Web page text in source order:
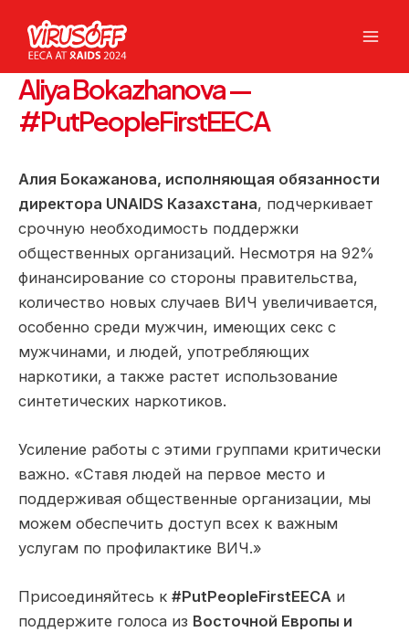
содержимому
Aliya Bokazhanova —
#PutPeopleFirstEECA
Алия Бокажанова, исполняющая обязанности
директора UNAIDS Казахстана, подчеркивает
срочную необходимость поддержки
общественных организаций. Несмотря на 92%
финансирование со стороны правительства,
количество новых случаев ВИЧ увеличивается,
особенно среди мужчин, имеющих секс с
мужчинами, и людей, употребляющих
наркотики, а также растет использование
синтетических наркотиков.
Усиление работы с этими группами критически
важно. «Ставя людей на первое место и
поддерживая общественные организации, мы
можем обеспечить доступ всех к важным
услугам по профилактике ВИЧ.»
Присоединяйтесь к #PutPeopleFirstEECA и
поддержите голоса из Восточной Европы и